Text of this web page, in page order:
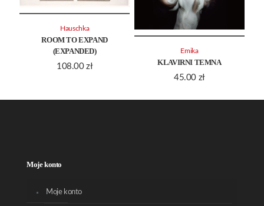
ROOM TO EXPAND
(EXPANDED)
108.00 zł
Hauschka
KLAVIRNI TEMNA
45.00 zł
Emika
Moje konto
Moje konto